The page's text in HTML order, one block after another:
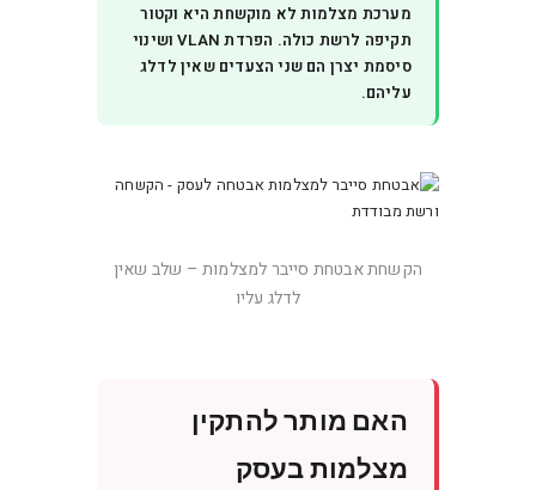
מערכת מצלמות לא מוקשחת היא וקטור
תקיפה לרשת כולה. הפרדת VLAN ושינוי
סיסמת יצרן הם שני הצעדים שאין לדלג
עליהם.
הקשחת אבטחת סייבר למצלמות – שלב שאין
לדלג עליו
האם מותר להתקין
מצלמות בעסק